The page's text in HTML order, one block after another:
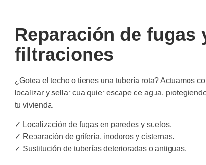
Reparación de fugas
filtraciones
¿Gotea el techo o tienes una tubería rota? Actuamos
localizar y sellar cualquier escape de agua,
tu vivienda.
✓ Localización de fugas en paredes y suelos.
✓ Reparación de grifería, inodoros y cisternas.
✓ Sustitución de tuberías deterioradas o antiguas.